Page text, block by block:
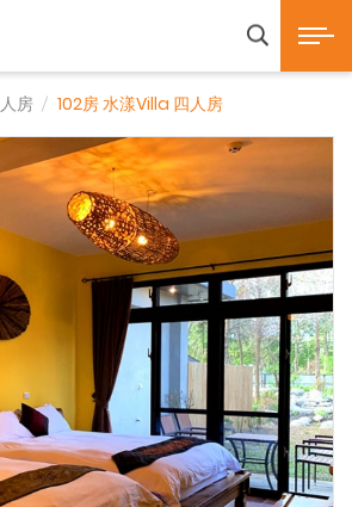
SKY TOUR |產品諮詢
展開
房 102房 水漾Villa 四人房